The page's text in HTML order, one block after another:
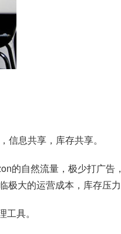
息共享，库存共享。
的自然流量，极少打广告
大的运营成本，库存压力
具。